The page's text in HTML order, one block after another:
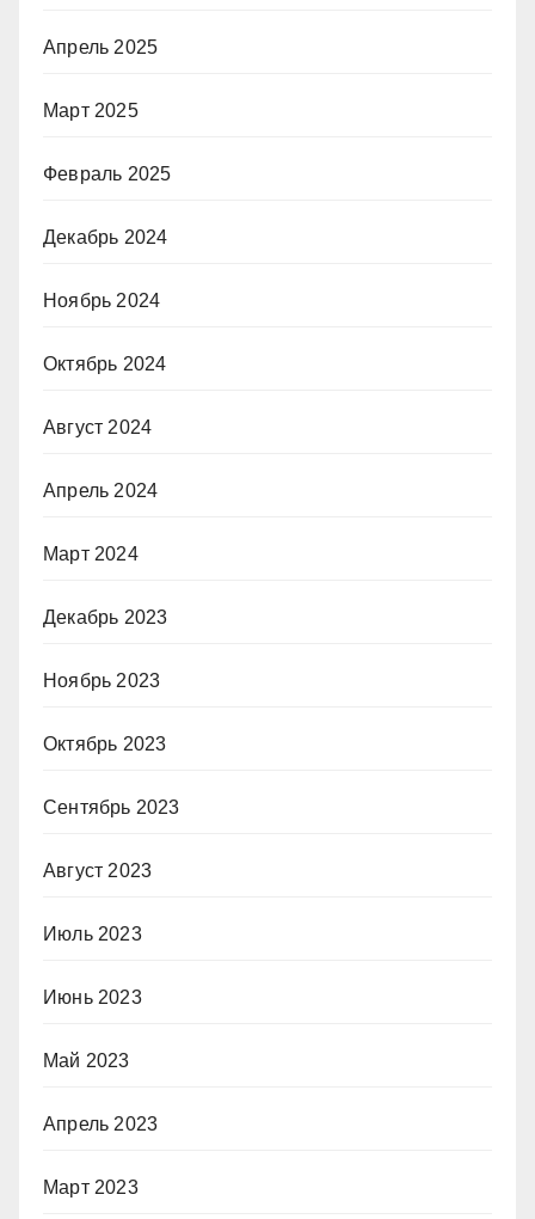
Апрель 2025
Март 2025
Февраль 2025
Декабрь 2024
Ноябрь 2024
Октябрь 2024
Август 2024
Апрель 2024
Март 2024
Декабрь 2023
Ноябрь 2023
Октябрь 2023
Сентябрь 2023
Август 2023
Июль 2023
Июнь 2023
Май 2023
Апрель 2023
Март 2023